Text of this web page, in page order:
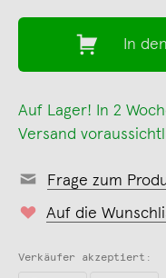
In
Auf Lager! In 2
Versand
Frage zum
Auf die
Verkäufer akzeptiert: